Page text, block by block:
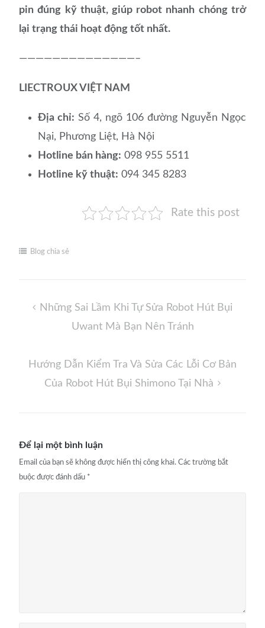
pin đúng kỹ thuật, giúp robot nhanh chóng trở
lại trạng thái hoạt động tốt nhất.
——————————————–
LIECTROUX VIỆT NAM
Địa chỉ: Số 4, ngõ 106 đường Nguyễn Ngọc
Nại, Phương Liệt, Hà Nội
Hotline bán hàng: 098 955 5511
Hotline kỹ thuật: 094 345 8283
Rate this post
Blog chia sẻ
ĐiềuNhững Sai Lầm Khi Tự Sửa Robot Hút Bụi
Uwant Mà Bạn Nên Tránh
Hướng Dẫn Kiểm Tra Và Sửa Các Lỗi Cơ Bản
Của Robot Hút Bụi Shimono Tại Nhà
Để lại một bình luận
Email của bạn sẽ không được hiển thị công khai. Các trường bắt
buộc được đánh dấu *